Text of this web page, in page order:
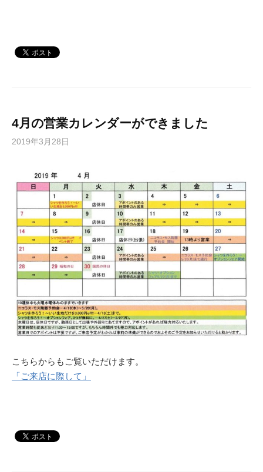
4月の営業カレンダーができました
2019年3月28日
こちらからもご覧いただけます。
「ご来店に際して」